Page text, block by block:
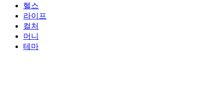
헬스
라이프
컬처
머니
테마